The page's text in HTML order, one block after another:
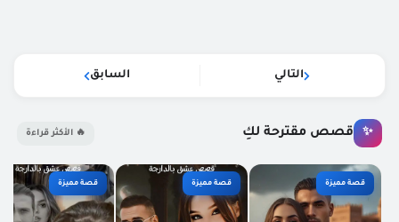
التالي السابق
✨ قصص مقترحة لكِ 🔥 الأكثر قراءة
قصة مميزة قصة مميزة قصة مميزة